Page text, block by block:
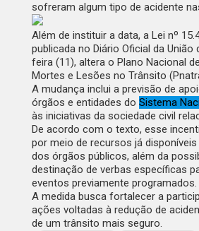
sofreram algum tipo de acidente
Além de instituir a data, a Lei nº
publicada no Diário Oficial da União
feira (11), altera o Plano Nacional
Mortes e Lesões no Trânsito
A mudança inclui a previsão de
órgãos e entidades do Sistema
às iniciativas da sociedade civil
De acordo com o texto, esse
por meio de recursos já
dos órgãos públicos, além da
destinação de verbas específicas
eventos previamente programados.
A medida busca fortalecer a
ações voltadas à redução de
de um trânsito mais seguro.